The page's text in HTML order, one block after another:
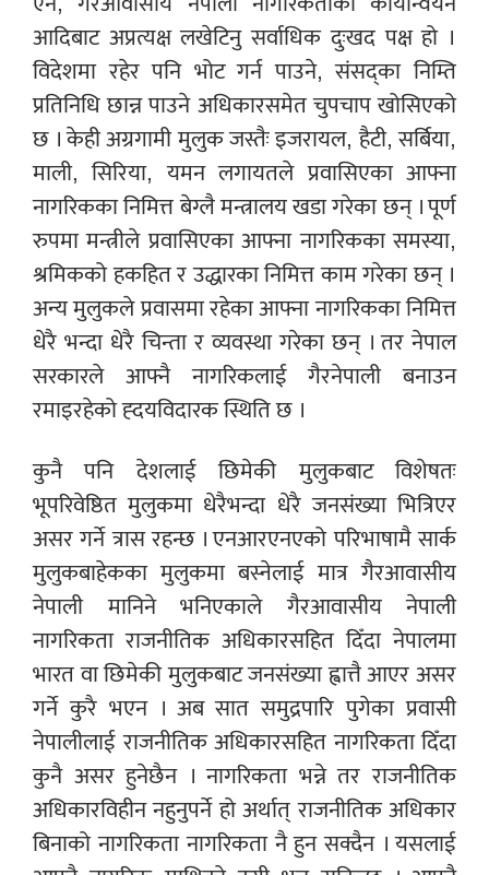
आदिबाट अप्रत्यक्ष लखेटिनु सर्वाधिक दुःखद पक्ष हो ।
विदेशमा रहेर पनि भोट गर्न पाउने, संसद्का निम्ति
प्रतिनिधि छान्न पाउने अधिकारसमेत चुपचाप खोसिएको
छ । केही अग्रगामी मुलुक जस्तैः इजरायल, हैटी, सर्बिया,
माली, सिरिया, यमन लगायतले प्रवासिएका आफ्ना
नागरिकका निमित्त बेग्लै मन्त्रालय खडा गरेका छन् । पूर्ण
रुपमा मन्त्रीले प्रवासिएका आफ्ना नागरिकका समस्या,
श्रमिकको हकहित र उद्धारका निमित्त काम गरेका छन् ।
अन्य मुलुकले प्रवासमा रहेका आफ्ना नागरिकका निमित्त
धेरै भन्दा धेरै चिन्ता र व्यवस्था गरेका छन् । तर नेपाल
सरकारले आफ्नै नागरिकलाई गैरनेपाली बनाउन
रमाइरहेको ह्दयविदारक स्थिति छ ।
कुनै पनि देशलाई छिमेकी मुलुकबाट विशेषतः
भूपरिवेष्ठित मुलुकमा धेरैभन्दा धेरै जनसंख्या भित्रिएर
असर गर्ने त्रास रहन्छ । एनआरएनएको परिभाषामै सार्क
मुलुकबाहेकका मुलुकमा बस्नेलाई मात्र गैरआवासीय
नेपाली मानिने भनिएकाले गैरआवासीय नेपाली
नागरिकता राजनीतिक अधिकारसहित दिँदा नेपालमा
भारत वा छिमेकी मुलुकबाट जनसंख्या ह्वात्तै आएर असर
गर्ने कुरै भएन । अब सात समुद्रपारि पुगेका प्रवासी
नेपालीलाई राजनीतिक अधिकारसहित नागरिकता दिँदा
कुनै असर हुनेछैन । नागरिकता भन्ने तर राजनीतिक
अधिकारविहीन नहुनुपर्ने हो अर्थात् राजनीतिक अधिकार
बिनाको नागरिकता नागरिकता नै हुन सक्दैन । यसलाई